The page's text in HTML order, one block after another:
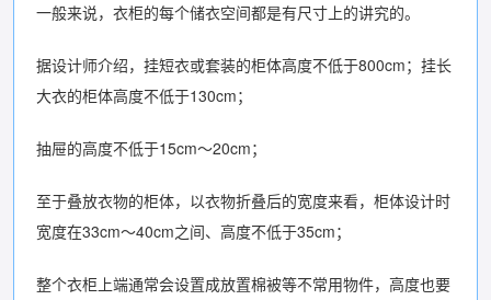
一般来说，衣柜的每个储衣空间都是有尺寸上的讲究的。
据设计师介绍，挂短衣或套装的柜体高度不低于800cm；挂长
大衣的柜体高度不低于130cm；
抽屉的高度不低于15cm～20cm；
至于叠放衣物的柜体，以衣物折叠后的宽度来看，柜体设计时
宽度在33cm～40cm之间、高度不低于35cm；
整个衣柜上端通常会设置成放置棉被等不常用物件，高度也要